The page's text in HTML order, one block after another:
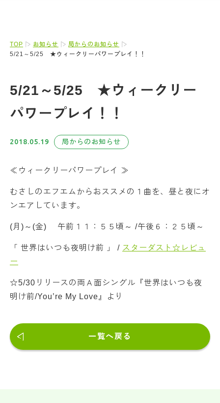
TOP お知らせ
局からのお知らせ
5/21～5/25 ★ウィークリーパワープレイ！！
5/21～5/25 ★ウィークリー
パワープレイ！！
2018.05.19 局からのお知らせ
≪ウィークリーパワープレイ ≫
むさしのエフエムからおススメの１曲を、昼と夜にオ
ンエアしています。
(月)～(金) 午前１１：５５頃～ /午後６：２５頃～
「 世界はいつも夜明け前 」 / スターダスト☆レビュ
ー
☆5/30リリースの両Ａ面シングル『世界はいつも夜
明け前/You’re My Love』より
一覧へ戻る